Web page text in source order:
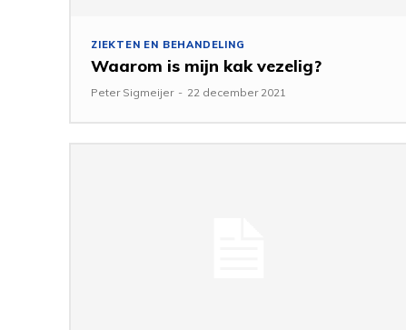
ZIEKTEN EN BEHANDELING
Waarom is mijn kak vezelig?
Peter Sigmeijer - 22 december 2021